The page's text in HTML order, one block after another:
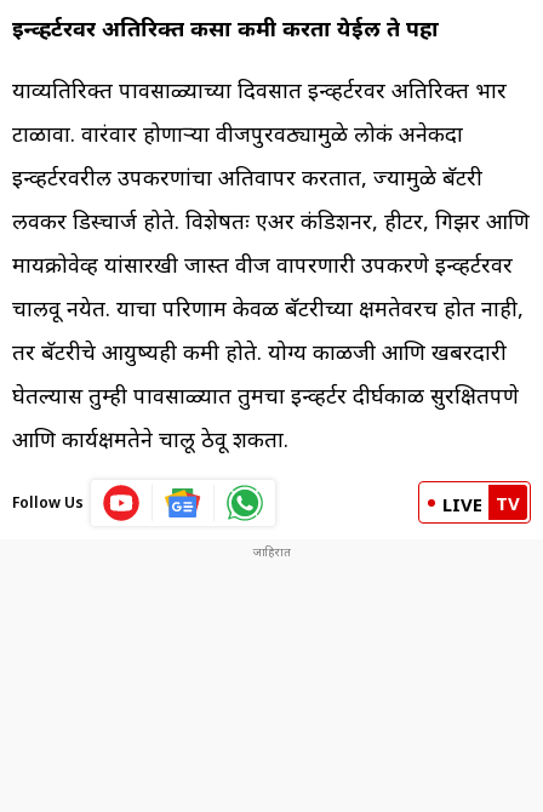
इन्व्हर्टरवर अतिरिक्त कसा कमी करता येईल ते पहा
याव्यतिरिक्त पावसाळ्याच्या दिवसात इन्व्हर्टरवर अतिरिक्त भार
टाळावा. वारंवार होणाऱ्या वीजपुरवठ्यामुळे लोकं अनेकदा
इन्व्हर्टरवरील उपकरणांचा अतिवापर करतात, ज्यामुळे बॅटरी
लवकर डिस्चार्ज होते. विशेषतः एअर कंडिशनर, हीटर, गिझर आणि
मायक्रोवेव्ह यांसारखी जास्त वीज वापरणारी उपकरणे इन्व्हर्टरवर
चालवू नयेत. याचा परिणाम केवळ बॅटरीच्या क्षमतेवरच होत नाही,
तर बॅटरीचे आयुष्यही कमी होते. योग्य काळजी आणि खबरदारी
घेतल्यास तुम्ही पावसाळ्यात तुमचा इन्व्हर्टर दीर्घकाळ सुरक्षितपणे
आणि कार्यक्षमतेने चालू ठेवू शकता.
Follow Us LIVE TV